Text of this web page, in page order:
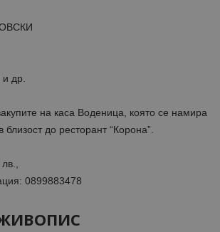
др.
на каса Воденица, която се намира
до ресторант “Корона”.
0899883478